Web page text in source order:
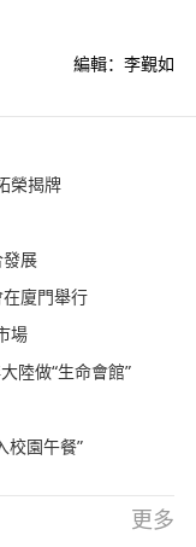
編輯：李覲如
榮揭牌
展
廈門舉行
場
陸做“生命會館”
校園午餐”
更多